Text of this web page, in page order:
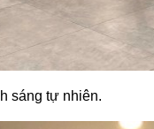
sáng tự nhiên.